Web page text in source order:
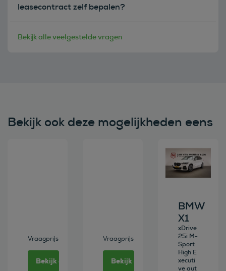
leasecontract zelf bepalen?
Bekijk alle veelgestelde vragen
Bekijk ook deze mogelijkheden eens
Vraagprijs
Bekijk deze auto
Vraagprijs
Bekijk deze auto
Bekijk deze
BMW
X1
xDrive
25i M-
Sport
High E
xecuti
ve aut